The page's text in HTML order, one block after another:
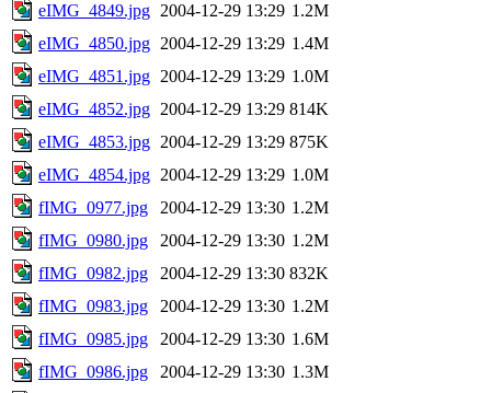
eIMG_4849.jpg 2004-12-29 13:29 1.2M
eIMG_4850.jpg 2004-12-29 13:29 1.4M
eIMG_4851.jpg 2004-12-29 13:29 1.0M
eIMG_4852.jpg 2004-12-29 13:29 814K
eIMG_4853.jpg 2004-12-29 13:29 875K
eIMG_4854.jpg 2004-12-29 13:29 1.0M
fIMG_0977.jpg
2004-12-29 13:30 1.2M
fIMG_0980.jpg
2004-12-29 13:30 1.2M
fIMG_0982.jpg
2004-12-29 13:30 832K
fIMG_0983.jpg
2004-12-29 13:30 1.2M
fIMG_0985.jpg
2004-12-29 13:30 1.6M
fIMG_0986.jpg
2004-12-29 13:30 1.3M